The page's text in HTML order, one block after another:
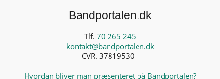
Bandportalen.dk
Tlf. 70 265 245
kontakt@bandportalen.dk
CVR. 37819530
Hvordan bliver man præsenteret på Bandportalen?